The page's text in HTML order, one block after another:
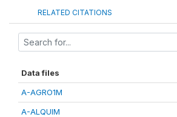
RELATED CITATIONS
Data files
A-AGRO1M
A-ALQUIM